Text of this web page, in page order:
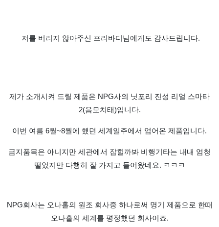
저를 버리지 않아주신 프리바디님에게도 감사드립니다.
제가 소개시켜 드릴 제품은 NPG사의 닛포리 진성 리얼 스마타
2(음모치태)입니다.
이번 여름 6월~8월에 했던 세계일주에서 업어온 제품입니다.
금지품목은 아니지만 세관에서 잡힐까봐 비행기타는 내내 엄청
떨었지만 다행히 잘 가지고 들어왔네요. ㅋㅋㅋ
NPG회사는 오나홀의 원조 회사중 하나로써 명기 제품으로 한때
오나홀의 세계를 평정했던 회사이죠.